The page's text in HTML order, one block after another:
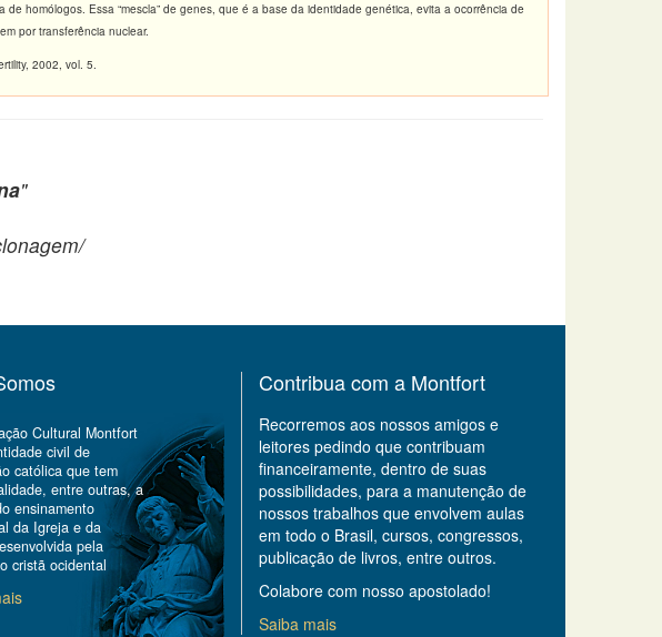
homólogos. Essa “mescla” de genes, que é a base da identidade genética, evita a ocorrência de
por transferência nuclear.
2002, vol. 5.
"
Cultural Montfort
civil de
católica que tem
entre outras, a
ensinamento
da Igreja e da
pela
cristã ocidental
Contribua com a Montfort
Recorremos aos nossos amigos e
leitores pedindo que contribuam
financeiramente, dentro de suas
possibilidades, para a manutenção de
nossos trabalhos que envolvem aulas
em todo o Brasil, cursos, congressos,
publicação de livros, entre outros.
Colabore com nosso apostolado!
Saiba mais